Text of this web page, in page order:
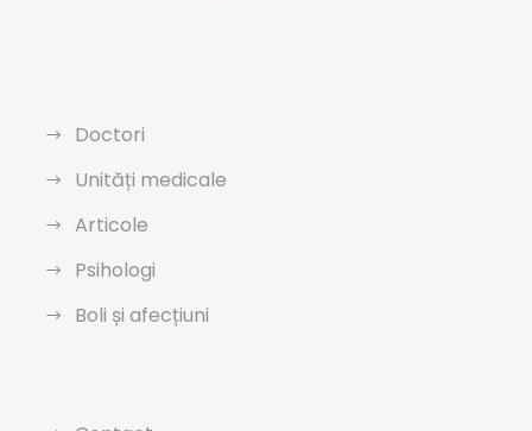
Doctori
Unități medicale
Articole
Psihologi
Boli și afecțiuni